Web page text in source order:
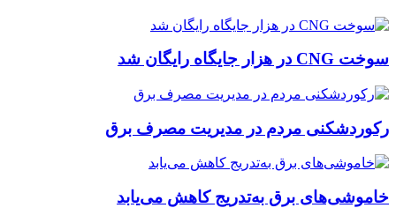
سوخت CNG در هزار جایگاه رایگان شد
رکوردشکنی مردم در مدیریت مصرف برق
خاموشی‌های برق به‌تدریج کاهش می‌یابد